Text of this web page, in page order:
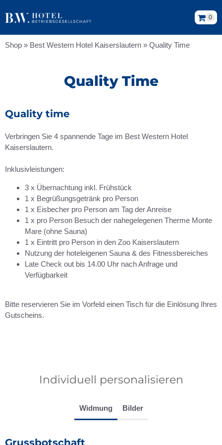
0
Shop » Best Western Hotel Kaiserslautern » Quality Time
Quality Time
Quality time
Verbringen Sie 4 spannende Tage im Best Western Hotel
Kaiserslautern.
Inklusivleistungen:
3 x Übernachtung inkl. Frühstück
1 x Begrüßungsgetränk pro Person
1 x Eisbecher pro Person am Tag der Anreise
1 x pro Person Besuch der nahegelegenen Therme Monte
Mare (ohne Sauna)
1 x Eintritt pro Person in den Zoo Kaiserslautern
Nutzung der hoteleigenen Sauna & des Fitnessbereiches
Late Check out bis 14.00 Uhr nach Anfrage und
Verfügbarkeit
Bitte reservieren Sie im Vorfeld einen Tisch für die Einlösung Ihres
Gutscheins.
Individuell personalisieren
Widmung Bilder
Grussbotschaft